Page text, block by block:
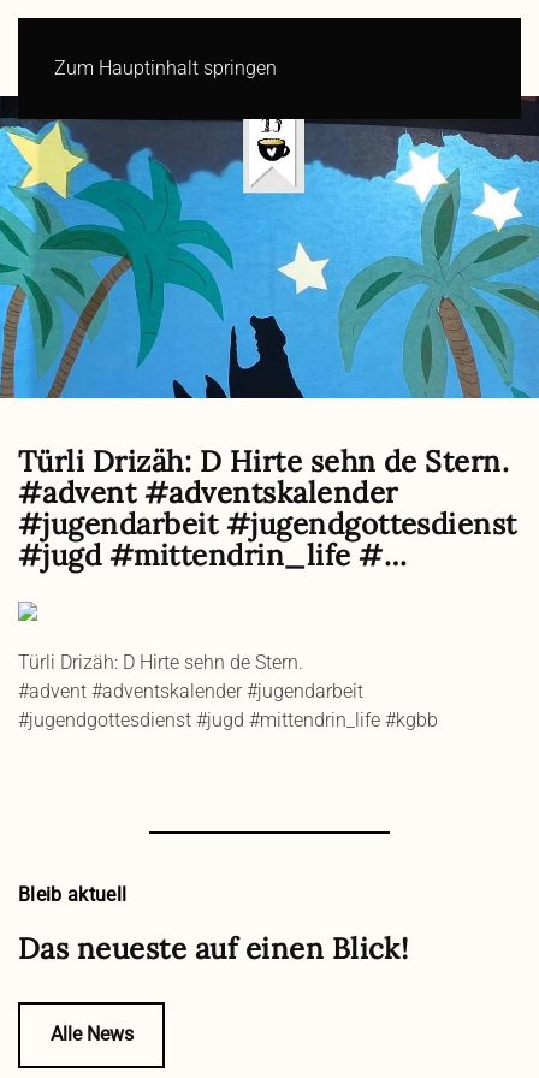
Zum Hauptinhalt springen
Türli Drizäh: D Hirte sehn de Stern.
#advent #adventskalender
#jugendarbeit #jugendgottesdienst
#jugd #mittendrin_life #…
Türli Drizäh: D Hirte sehn de Stern.
#advent #adventskalender #jugendarbeit
#jugendgottesdienst #jugd #mittendrin_life #kgbb
Bleib aktuell
Das neueste auf einen Blick!
Alle News